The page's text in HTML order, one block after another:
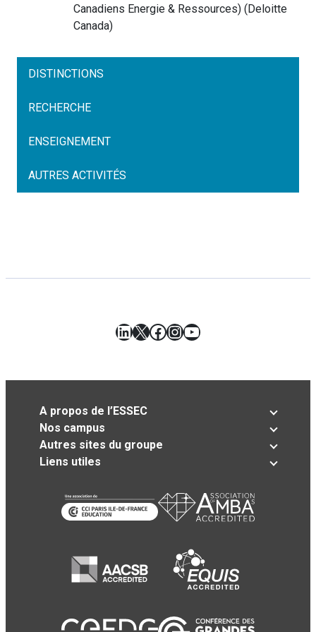
Canadiens Energie & Ressources) ( Deloitte
Canada)
DISTINCTIONS
RECHERCHE
ENSEIGNEMENT
AUTRES ACTIVITÉS
LinkedIn
X Facebook
Instagram
YouTube
A propos de l’ESSEC
Nos campus
Autres sites du groupe
Liens utiles